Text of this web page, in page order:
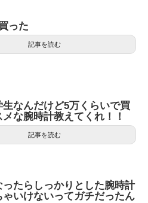
った
記事を読む
なんだけど5万くらいで買
メな腕時計教えてくれ！！
記事を読む
ったらしっかりとした腕時計
ゃいけないってガチだったん